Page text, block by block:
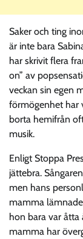
Saker och ting
är inte bara
har skrivit flera
on” av
veckan sin egen
förmögenhet har
borta hemifrån
musik.
Enligt Stoppa
jättebra.
men hans
mamma
hon bara var
mamma har